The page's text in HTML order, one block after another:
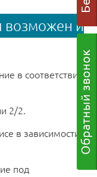
возможен и
в соответствии
2/2.
в зависимости
под